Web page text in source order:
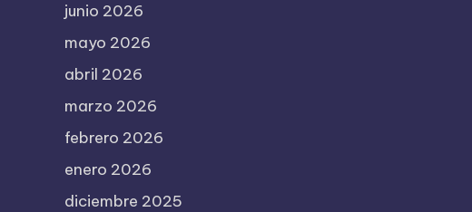
junio 2026
mayo 2026
abril 2026
marzo 2026
febrero 2026
enero 2026
diciembre 2025